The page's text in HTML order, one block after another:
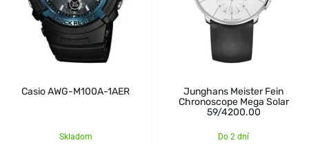
Casio AWG-M100A-1AER
Skladom
Junghans Meister Fein
Chronoscope Mega Solar
59/4200.00
Do 2 dní